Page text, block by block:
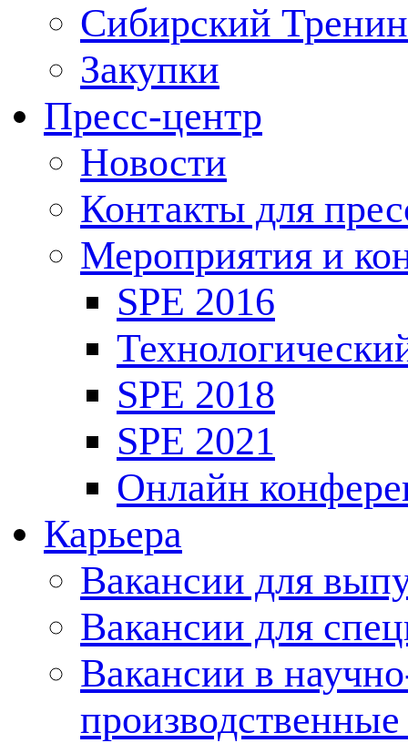
Сибирский
Закупки
Пресс-центр
Новости
Контакты для
Мероприятия и
SPE 2016
SPE 2018
SPE 2021
Онлайн
Карьера
Вакансии для
Вакансии для
Вакансии в